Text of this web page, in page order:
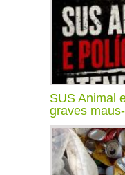
SUS Animal
graves